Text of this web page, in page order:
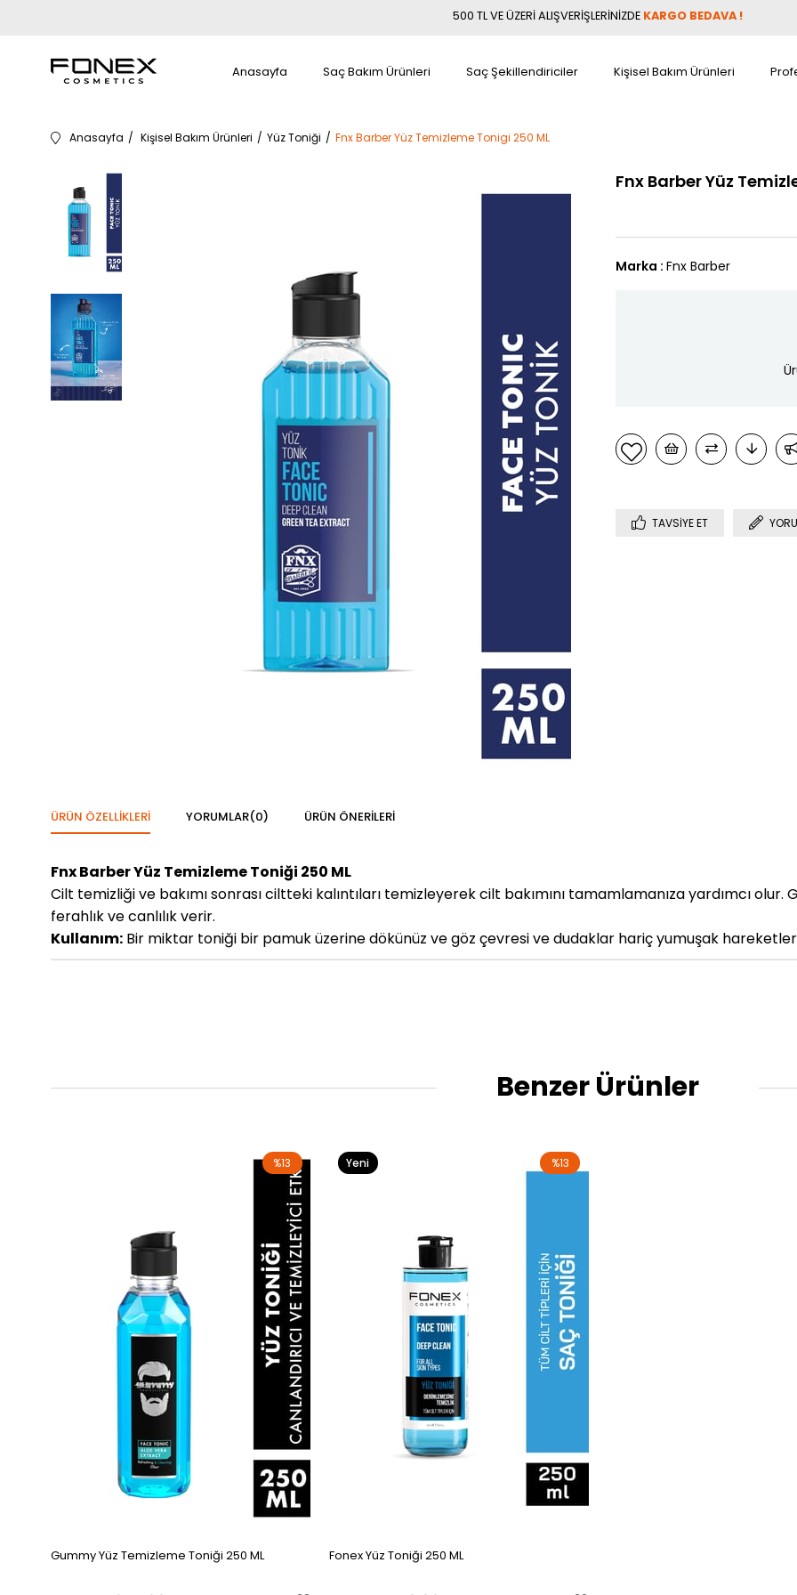
500 TL VE ÜZERİ ALIŞVERİŞLERİNİZDE KARGO BEDAVA !
Anasayfa Saç Bakım Ürünleri Saç Şekillendiriciler Kişisel Bakım Ürünleri
Anasayfa Kişisel Bakım Ürünleri Yüz Toniği Fnx Barber Yüz Temizleme Tonigi 250 ML
Fnx Barber Yüz
Marka : Fnx Barber
TAVSIYE ET
ÜRÜN ÖZELLIKLERI YORUMLAR(0) ÜRÜN ÖNERILERI
Fnx Barber Yüz Temizleme Toniği 250 ML
Cilt temizliği ve bakımı sonrası ciltteki kalıntıları temizleyerek cilt bakımını tamamlamanıza yardımcı
ferahlık ve canlılık verir.
Kullanım: Bir miktar toniği bir pamuk üzerine dökünüz ve göz çevresi ve dudaklar hariç yumuşak
Benzer Ürünler
Gummy Yüz Temizleme Toniği 250 ML
%13
Fonex Yüz Toniği 250 ML
%13
Yeni